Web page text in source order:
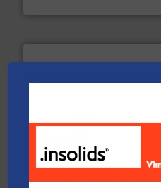
DMN-WESTINGHOUSE
Maatwerk in componenten
plastic-, (petro) chemische,
info ➜